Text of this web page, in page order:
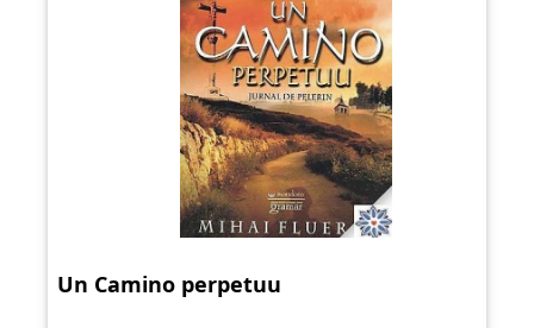
Un Camino perpetuu